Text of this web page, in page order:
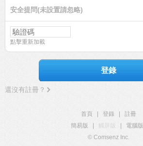
安全提問(未設置請忽略)
點擊重新加載
登錄
還沒有註冊？
首頁 登錄
註冊
簡易版
觸屏版 電腦版
© Comsenz Inc.